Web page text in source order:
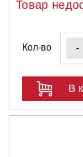
Товар
Кол-во -
В